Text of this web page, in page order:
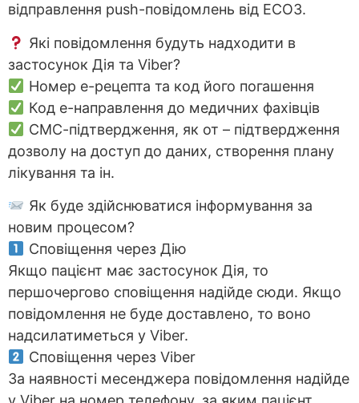
відправлення push-повідомлень від ЕСОЗ.
Які повідомлення будуть надходити в
застосунок Дія та Viber?
Номер е-рецепта та код його погашення
Код е-направлення до медичних фахівців
СМС-підтвердження, як от – підтвердження
дозволу на доступ до даних, створення плану
лікування та ін.
Як буде здійснюватися інформування за
новим процесом?
Сповіщення через Дію
Якщо пацієнт має застосунок Дія, то
першочергово сповіщення надійде сюди. Якщо
повідомлення не буде доставлено, то воно
надсилатиметься у Viber.
Сповіщення через Viber
За наявності месенджера повідомлення надійде